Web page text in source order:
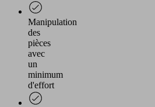
Manipulation
des
pièces
avec
un
minimum
d'effort